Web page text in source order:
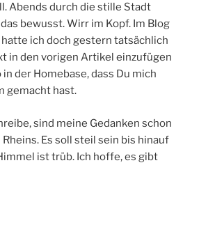
Abends durch die stille Stadt
bewusst. Wirr im Kopf. Im Blog
hatte ich doch gestern tatsächlich
in den vorigen Artikel einzufügen
in der Homebase, dass Du mich
gemacht hast.
sind meine Gedanken schon
Es soll steil sein bis hinauf
ist trüb. Ich hoffe, es gibt